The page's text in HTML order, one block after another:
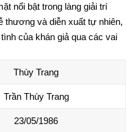
nổi bật trong làng giải trí
thương và diễn xuất tự nhiên,
của khán giả qua các vai
Thùy Trang
Trần Thùy Trang
23/05/1986